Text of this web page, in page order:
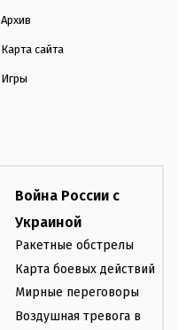
Архив
Карта сайта
Игры
Война России с
Украиной
Ракетные обстрелы
Карта боевых действий
Мирные переговоры
Воздушная тревога в